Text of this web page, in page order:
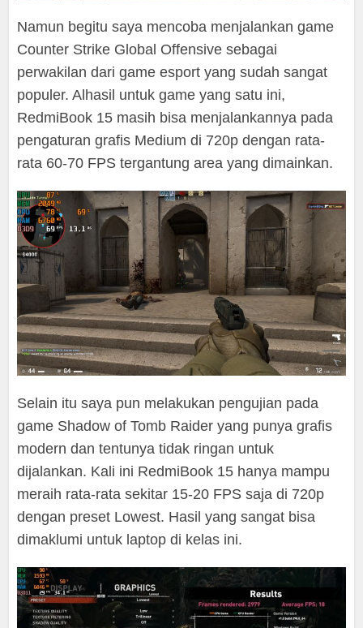
Namun begitu saya mencoba menjalankan game
Counter Strike Global Offensive sebagai
perwakilan dari game esport yang sudah sangat
populer. Alhasil untuk game yang satu ini,
RedmiBook 15 masih bisa menjalankannya pada
pengaturan grafis Medium di 720p dengan rata-
rata 60-70 FPS tergantung area yang dimainkan.
Selain itu saya pun melakukan pengujian pada
game Shadow of Tomb Raider yang punya grafis
modern dan tentunya tidak ringan untuk
dijalankan. Kali ini RedmiBook 15 hanya mampu
meraih rata-rata sekitar 15-20 FPS saja di 720p
dengan preset Lowest. Hasil yang sangat bisa
dimaklumi untuk laptop di kelas ini.